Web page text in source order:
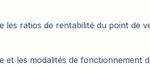
les ratios de rentabilité du point de
les modalités de fonctionnement